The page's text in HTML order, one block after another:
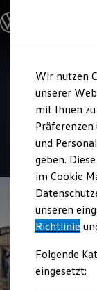
Hauptinhalt
springen
Footer
springen
Modelle und
Modelle
SUV
Kombis
Schnell
Angebote
E-Auto-
Junge
Verkauf und
Kaden
Wir nutzen
unserer
mit Ihnen
und
geben.
im Cookie
unseren
Richtlinie
Folgende
eingesetzt: